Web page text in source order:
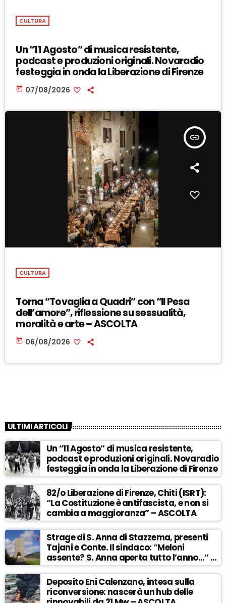
CULTURA
Un “11 Agosto” di musica resistente,
podcast e produzioni originali. Novaradio
festeggia in onda la Liberazione di Firenze
today 07/08/2026
insert_link
CULTURA
Torna “Tovaglia a Quadri” con “Il Pesa
dell’amore”, riflessione su sessualità,
moralità e arte – ASCOLTA
today 06/08/2026
ULTIMI ARTICOLI
Un “11 Agosto” di musica resistente,
podcast e produzioni originali. Novaradio
festeggia in onda la Liberazione di Firenze
82/o Liberazione di Firenze, Chiti (ISRT):
“La Costituzione è antifascista, e non si
cambia a maggioranza” – ASCOLTA
Strage di S. Anna di Stazzema, presenti
Tajani e Conte. Il sindaco: “Meloni
assente? S. Anna aperta tutto l’anno…” –
ASCOLTA
Deposito Eni Calenzano, intesa sulla
riconversione: nascerà un hub delle